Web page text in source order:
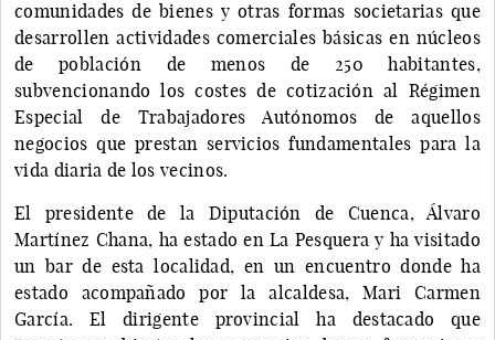
comunidades de bienes y otras formas societarias que
desarrollen actividades comerciales básicas en núcleos
de población de menos de 250 habitantes,
subvencionando los costes de cotización al Régimen
Especial de Trabajadores Autónomos de aquellos
negocios que prestan servicios fundamentales para la
vida diaria de los vecinos.
El presidente de la Diputación de Cuenca, Álvaro
Martínez Chana, ha estado en La Pesquera y ha visitado
un bar de esta localidad, en un encuentro donde ha
estado acompañado por la alcaldesa, Mari Carmen
García. El dirigente provincial ha destacado que